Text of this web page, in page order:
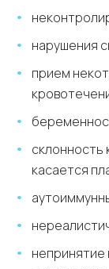
нарушения
прием
склонность
касается